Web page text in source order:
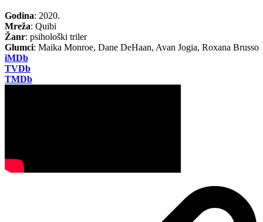
Godina: 2020.
Mreža: Quibi
Žanr: psihološki triler
Glumci: Maika Monroe, Dane DeHaan, Avan Jogia, Roxana Brusso
iMDb
TVDb
TMDb